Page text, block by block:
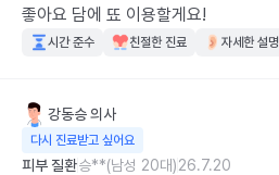
좋아요 담에 뚀 이용할게요!
시간 준수 친절한 진료 자세한 설명
강동승의사
다시 진료받고 싶어요
피부 질환승**(남성 20대)26.7.20